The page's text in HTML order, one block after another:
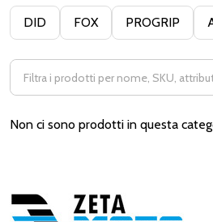
Filter
By
DID FOX PROGRIP
Non ci sono prodotti in questa
Footer